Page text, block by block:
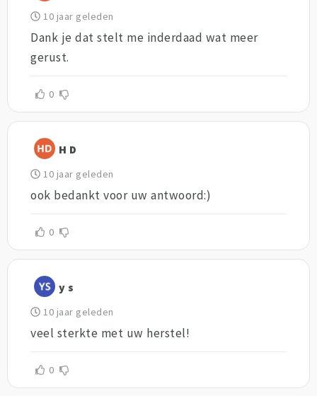
10 jaar geleden
Dank je dat stelt me inderdaad wat meer
gerust.
0
H D
10 jaar geleden
ook bedankt voor uw antwoord:)
0
y s
10 jaar geleden
veel sterkte met uw herstel!
0